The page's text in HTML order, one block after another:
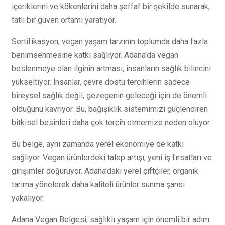
içeriklerini ve kökenlerini daha şeffaf bir şekilde sunarak,
tatlı bir güven ortamı yaratıyor.
Sertifikasyon, vegan yaşam tarzının toplumda daha fazla
benimsenmesine katkı sağlıyor. Adana'da vegan
beslenmeye olan ilginin artması, insanların sağlık bilincini
yükseltiyor. İnsanlar, çevre dostu tercihlerin sadece
bireysel sağlık değil, gezegenin geleceği için de önemli
olduğunu kavrıyor. Bu, bağışıklık sistemimizi güçlendiren
bitkisel besinleri daha çok tercih etmemize neden oluyor.
Bu belge, aynı zamanda yerel ekonomiye de katkı
sağlıyor. Vegan ürünlerdeki talep artışı, yeni iş fırsatları ve
girişimler doğuruyor. Adana’daki yerel çiftçiler, organik
tarıma yönelerek daha kaliteli ürünler sunma şansı
yakalıyor.
Adana Vegan Belgesi, sağlıklı yaşam için önemli bir adım.